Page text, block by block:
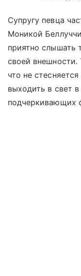
Супругу певца
Моникой
приятно слышать
своей внешности.
что не
выходить в свет
подчеркивающих